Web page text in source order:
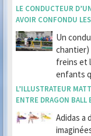
LE CONDUCTEUR
AVOIR CONFONDU
Un
chantier)
freins et
enfants
L’ILLUSTRATEUR
ENTRE DRAGON BALL
Adidas a